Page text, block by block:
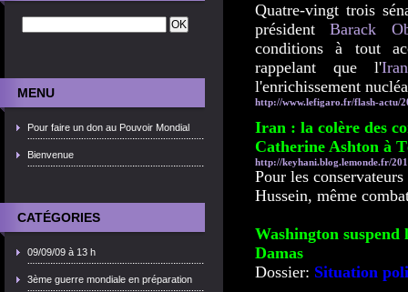
MENU
Pour faire un don au Pouvoir Mondial
Bienvenue
CATÉGORIES
09/09/09 à 13 h
3ème guerre mondiale en préparation
Quatre-vingt trois
présidentBarack
conditions à tout
rappelant que l'Iran
l'enrichissement
http://www.lefigaro.fr/flash-actu/
Iran : la colère des
Catherine Ashton à
http://keyhani.blog.lemonde.fr/
Pour les
Hussein, même
Washington suspend
Damas
Dossier: Situation